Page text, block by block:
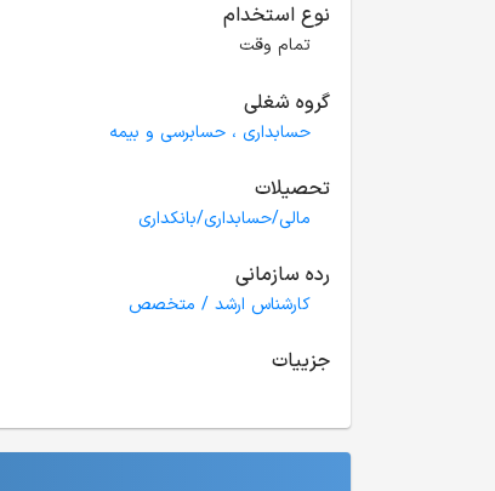
نوع استخدام
تمام وقت
گروه شغلی
حسابداری ، حسابرسی و بیمه
تحصیلات
مالی/حسابداری/بانکداری
رده سازمانی
کارشناس ارشد / متخصص
جزییات